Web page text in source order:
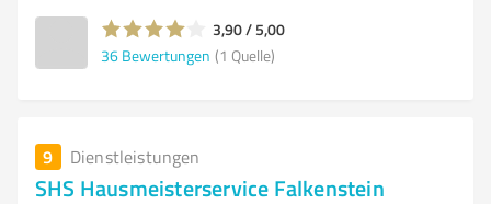
3,90 / 5,00
36 Bewertungen (1 Quelle)
9 Dienstleistungen
SHS Hausmeisterservice Falkenstein